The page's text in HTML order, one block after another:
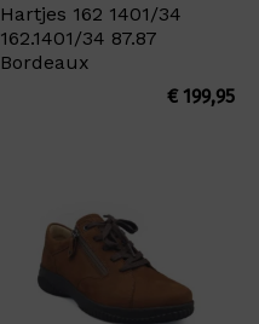
Hartjes 162 1401/34
162.1401/34 87.87
Bordeaux
€199,95